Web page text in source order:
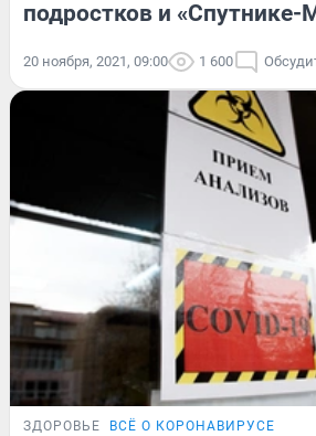
подростков и «Спутнике-
20 ноября, 2021, 09:00 1 600
ЗДОРОВЬЕ ВСЁ О КОРОНАВИРУСЕ